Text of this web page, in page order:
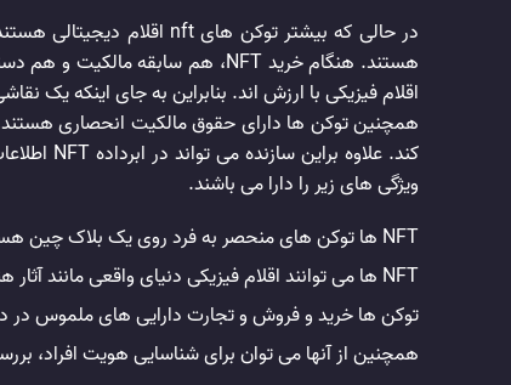
اقلام فیزیکی با ارزش اند. بنابراین به جای اینکه یک
ویژگی های زیر را دارا می باشند.
NFT ها توکن های منحصر به فرد روی یک بلاک چین هستند و قابل تکرار و تعویض نیستند.
NFT ها می توانند اقلام فیزیکی دنیای واقعی مانند آثار هنری و املاک باشند.
توکن ها خرید و فروش و تجارت دارایی های ملموس در
همچنین از آنها می توان برای شناسایی هویت افراد،